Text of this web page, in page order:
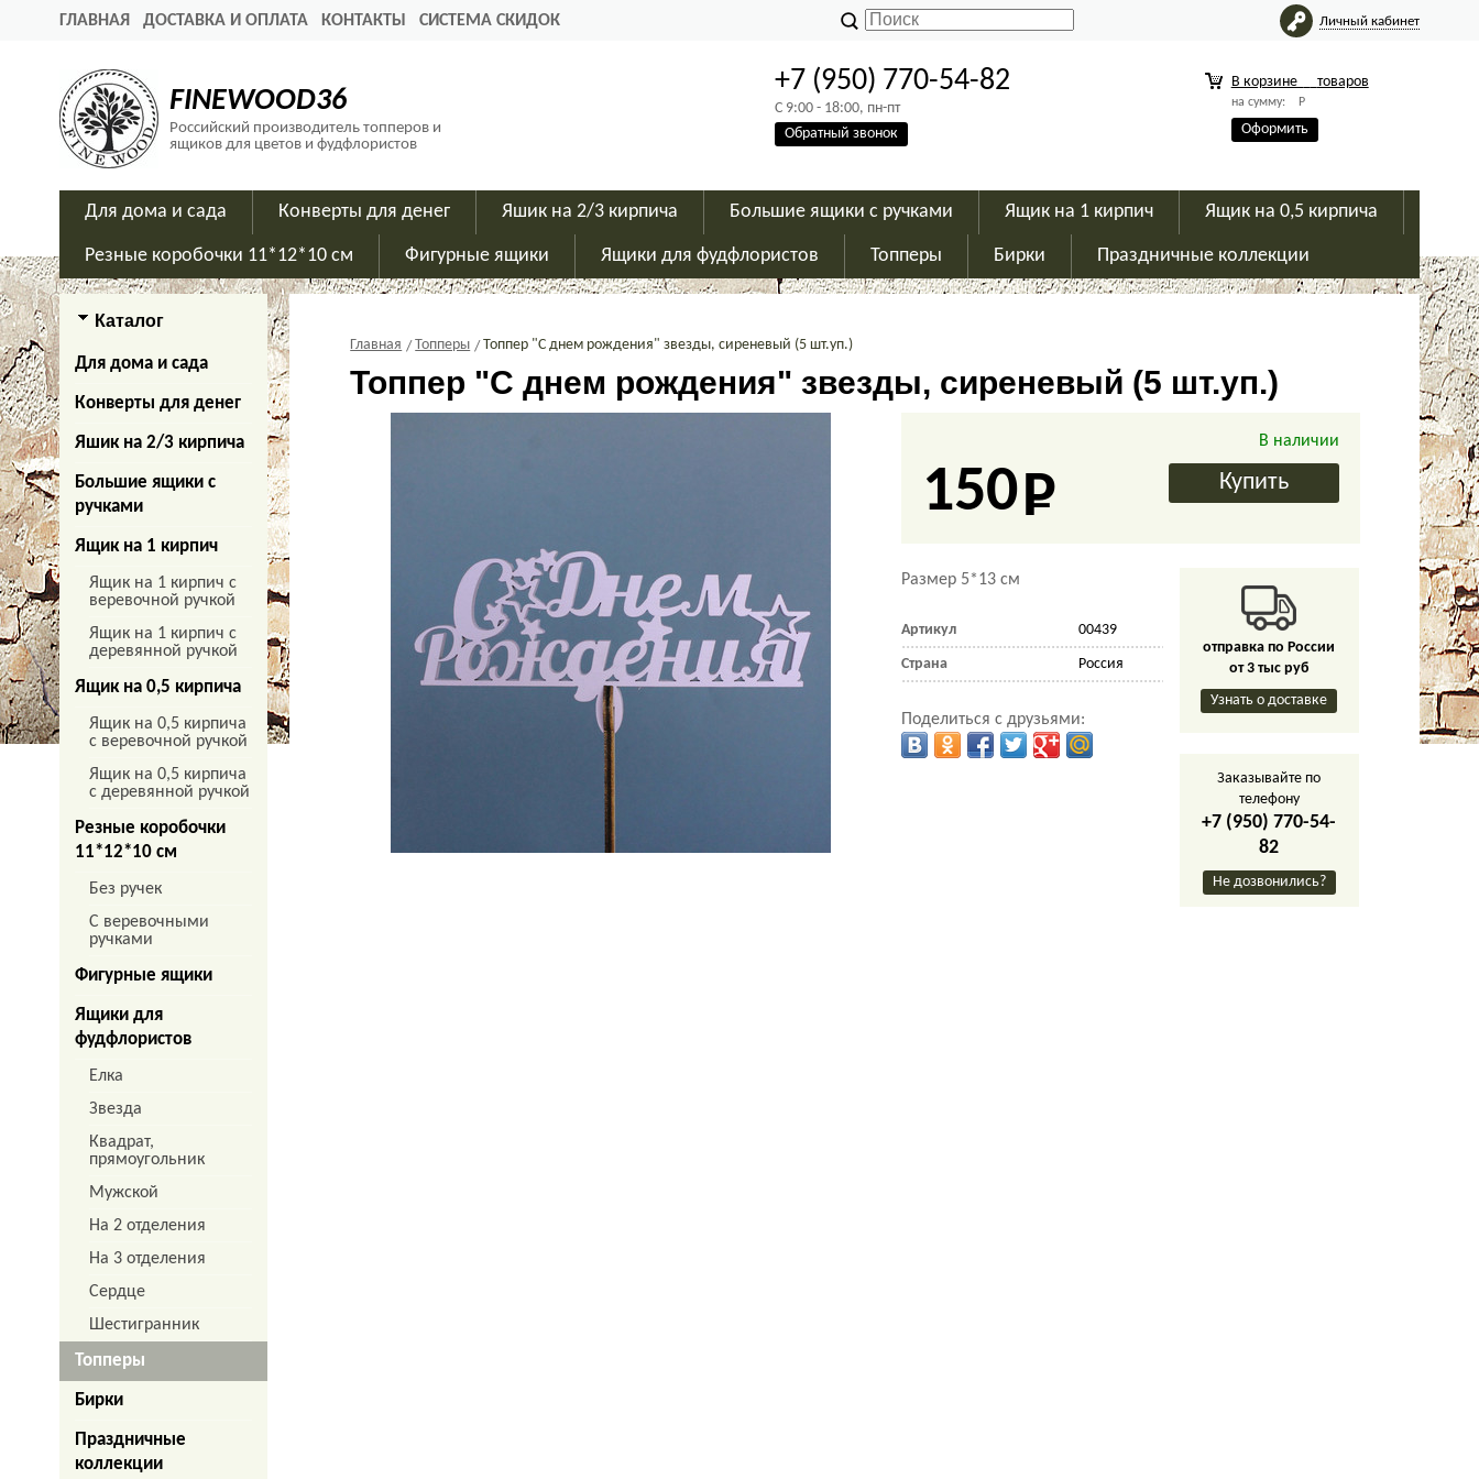
ГЛАВНАЯ ДОСТАВКА И ОПЛАТА КОНТАКТЫ СИСТЕМА СКИДОК Личный кабинет
FINEWOOD36
Российский производитель топперов и
ящиков для цветов и фудфлористов
+7 (950) 770-54-82
C 9:00 - 18:00, пн-пт
Обратный звонок
В корзине товаров
на сумму: Р
Оформить
Для дома и сада Конверты для денег Яшик на 2/3 кирпича Большие ящики с ручками Ящик на 1 кирпич Ящик на 0,5 кирпича
Резные коробочки 11*12*10 см Фигурные ящики Ящики для фудфлористов Топперы Бирки Праздничные коллекции
Каталог
Для дома и сада
Конверты для денег
Яшик на 2/3 кирпича
Большие ящики с
ручками
Ящик на 1 кирпич
Ящик на 1 кирпич с
веревочной ручкой
Ящик на 1 кирпич с
деревянной ручкой
Ящик на 0,5 кирпича
Ящик на 0,5 кирпича
с веревочной ручкой
Ящик на 0,5 кирпича
с деревянной ручкой
Резные коробочки
11*12*10 см
Без ручек
С веревочными
ручками
Фигурные ящики
Ящики для
фудфлористов
Елка
Звезда
Квадрат,
прямоугольник
Мужской
На 2 отделения
На 3 отделения
Сердце
Шестигранник
Топперы
Бирки
Праздничные
коллекции
Главная Топперы Топпер "С днем рождения" звезды, сиреневый (5 шт.уп.)
Топпер "С днем рождения" звезды, сиреневый (5 шт.уп.)
В наличии
150
Размер 5*13 см
Артикул 00439
Страна Россия
Поделиться с друзьями:
отправка по России
от 3 тыс руб
Узнать о доставке
Заказывайте по
телефону
+7 (950) 770-54-
82
Не дозвонились?